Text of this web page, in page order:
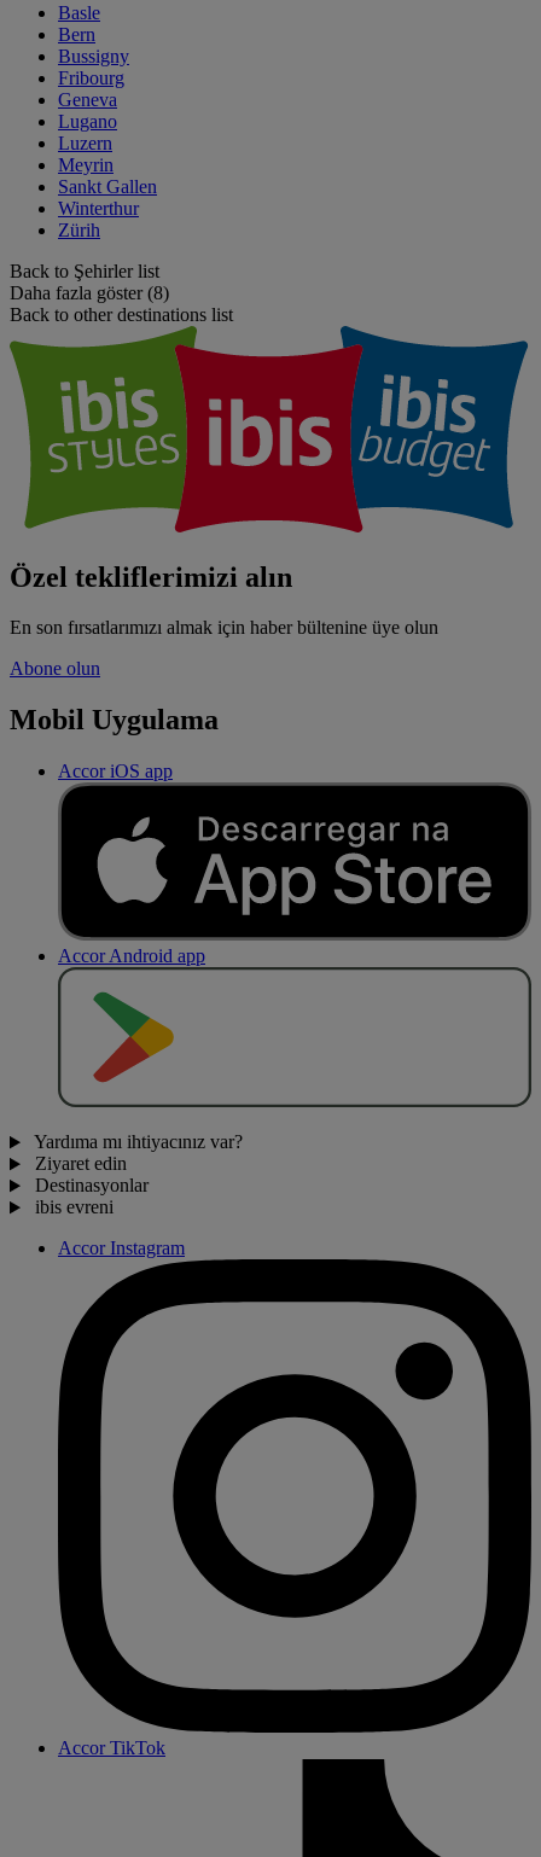
Basle
Bern
Bussigny
Fribourg
Geneva
Lugano
Luzern
Meyrin
Sankt Gallen
Winterthur
Zürih
Back to Şehirler list
Daha fazla göster (8)
Back to other destinations list
Özel tekliflerimizi alın
En son fırsatlarımızı almak için haber bültenine üye olun
Abone olun
Mobil Uygulama
Accor iOS app
Accor Android app
Yardıma mı ihtiyacınız var?
Ziyaret edin
Destinasyonlar
ibis evreni
Accor Instagram
Accor TikTok